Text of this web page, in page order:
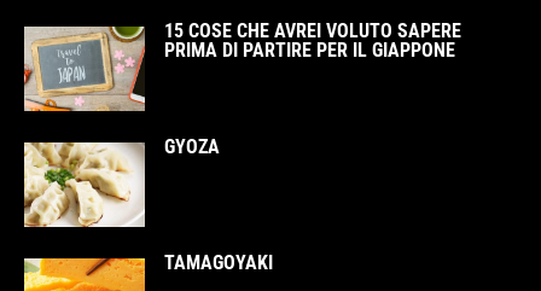
15 COSE CHE AVREI VOLUTO SAPERE
PRIMA DI PARTIRE PER IL GIAPPONE
GYOZA
TAMAGOYAKI